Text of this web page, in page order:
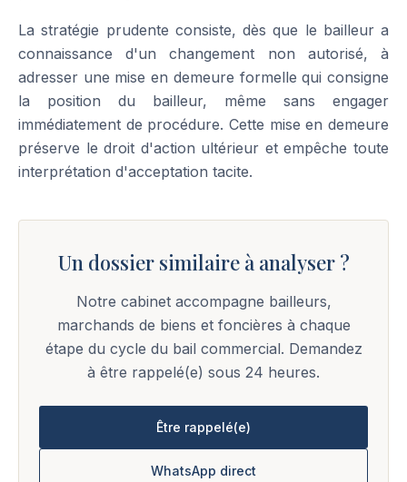
La stratégie prudente consiste, dès que le bailleur a
connaissance d'un changement non autorisé, à
adresser une mise en demeure formelle qui consigne
la position du bailleur, même sans engager
immédiatement de procédure. Cette mise en demeure
préserve le droit d'action ultérieur et empêche toute
interprétation d'acceptation tacite.
Un dossier similaire à analyser ?
Notre cabinet accompagne bailleurs,
marchands de biens et foncières à chaque
étape du cycle du bail commercial. Demandez
à être rappelé(e) sous 24 heures.
Être rappelé(e)
WhatsApp direct